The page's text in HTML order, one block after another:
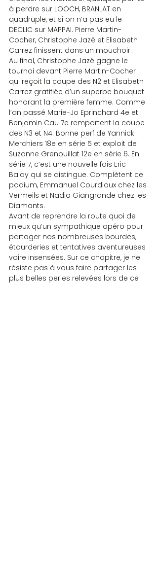
à perdre sur LOOCH, BRANLAT en
quadruple, et si on n’a pas eu le
DECLIC sur MAPPAI. Pierre Martin-
Cocher, Christophe Jazé et Elisabeth
Carrez finissent dans un mouchoir.
Au final, Christophe Jazé gagne le
tournoi devant Pierre Martin-Cocher
qui reçoit la coupe des N2 et Elisabeth
Carrez gratifiée d’un superbe bouquet
honorant la première femme. Comme
l’an passé Marie-Jo Eprinchard 4e et
Benjamin Cau 7e remportent la coupe
des N3 et N4. Bonne perf de Yannick
Merchiers 18e en série 5 et exploit de
Suzanne Grenouillat 12e en série 6. En
série 7, c’est une nouvelle fois Eric
Balay qui se distingue. Complètent ce
podium, Emmanuel Courdioux chez les
Vermeils et Nadia Giangrande chez les
Diamants.
Avant de reprendre la route quoi de
mieux qu’un sympathique apéro pour
partager nos nombreuses bourdes,
étourderies et tentatives aventureuses
voire insensées. Sur ce chapitre, je ne
résiste pas à vous faire partager les
plus belles perles relevées lors de ce